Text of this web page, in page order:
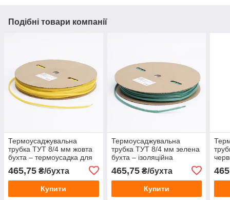
Подібні товари компанії
Термоусаджувальна
трубка ТУТ 8/4 мм жовта
бухта – термоусадка для
кабелю
465,75 ₴/бухта
Купити
Термоусаджувальна
трубка ТУТ 8/4 мм зелена
бухта – ізоляційна
термоусадка для проводів
та кабелю
465,75₴/бухта
Купити